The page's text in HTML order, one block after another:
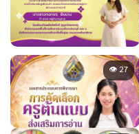
👁 27